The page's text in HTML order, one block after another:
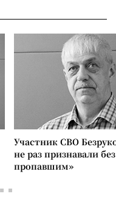
Участник СВО
не раз признавали
пропавшим»